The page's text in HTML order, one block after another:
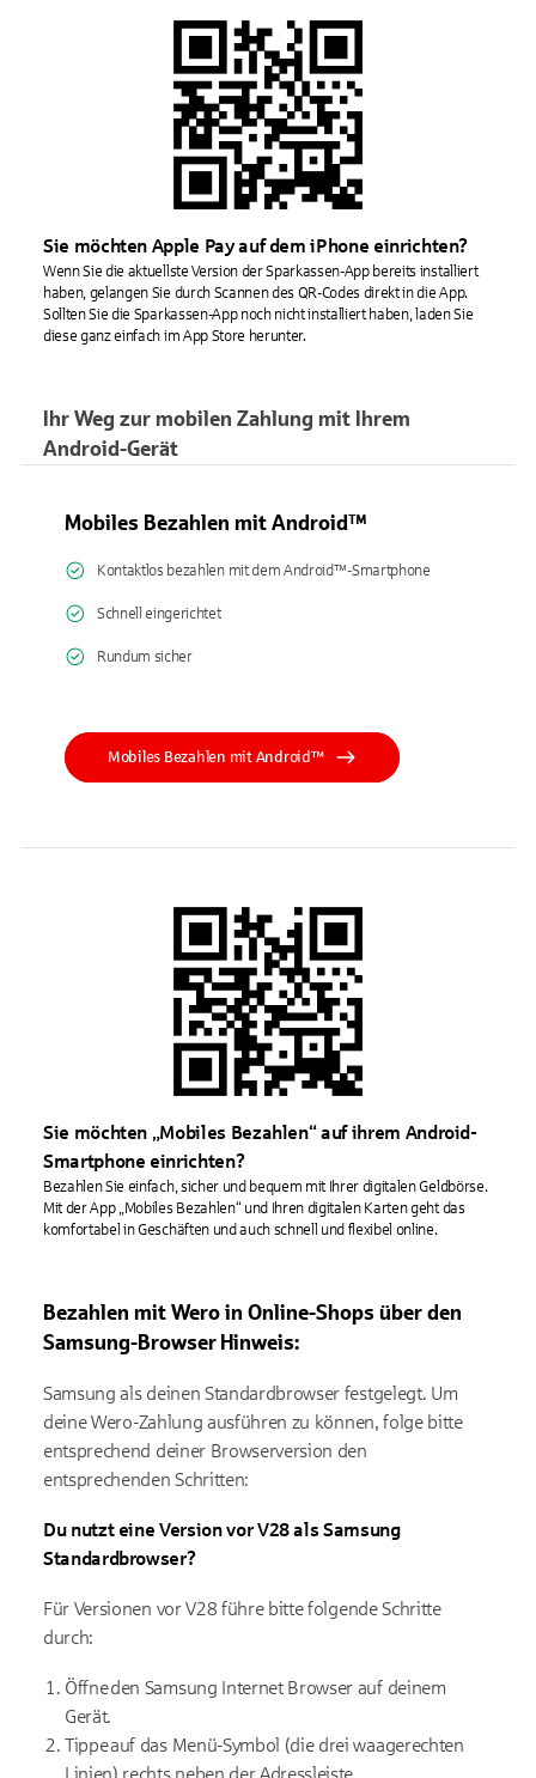
Sie möchten Apple Pay auf dem iPhone einrichten?
Wenn Sie die aktuellste Version der Sparkassen-App bereits installiert
haben, gelangen Sie durch Scannen des QR-Codes direkt in die App.
Sollten Sie die Sparkassen-App noch nicht installiert haben, laden Sie
diese ganz einfach im App Store herunter.
Ihr Weg zur mobilen Zahlung mit Ihrem
Android-Gerät
Mobiles Bezahlen mit Android™
Kontaktlos bezahlen mit dem Android™-Smartphone
Schnell eingerichtet
Rundum sicher
Mobiles Bezahlen mit Android™
Sie möchten „Mobiles Bezahlen“ auf ihrem Android-
Smartphone einrichten?
Bezahlen Sie einfach, sicher und bequem mit Ihrer digitalen Geldbörse.
Mit der App „Mobiles Bezahlen“ und Ihren digitalen Karten geht das
komfortabel in Geschäften und auch schnell und flexibel online.
Bezahlen mit Wero in Online-Shops über den
Samsung-Browser Hinweis:
Samsung als deinen Standardbrowser festgelegt. Um
deineWero-Zahlung ausführen zu können, folge bitte
entsprechend deiner Browserversion den
entsprechenden Schritten:
Du nutzt eine Version vor V28als Samsung
Standardbrowser?
Für Versionen vor V28 führe bitte folgende Schritte
durch:
Öffne den Samsung Internet Browser auf deinem
Gerät.
Tippe auf das Menü-Symbol (die drei waagerechten